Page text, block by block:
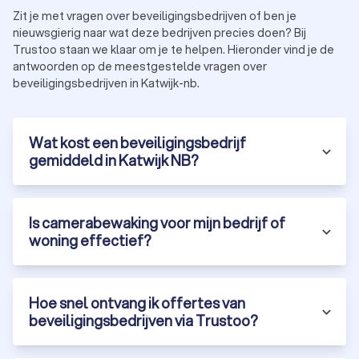
Implementatie:na akkoord op het beveiligingsplan
worden de maatregelen uitgevoerd. Dit varieert van de
inzet van beveiligers tot de installatie van technische
beveiligingssystemen.
Evaluatie en onderhoud:regelmatige controles en
omstandigheden.
Door dit proces te volgen, zorgt een beveiligingsbedrijf in
Katwijk NB ervoor dat jouw veiligheid optimaal wordt
gewaarborgd.
Waarom kiezen voor een professioneel
beveiligingsbedrijf in Katwijk NB?
Katwijk NB biedt veel voordelen:
Ervaring:beveiligingsprofessionals beschikken over de
expertise om op diverse situaties in te spelen, van
evenementen tot persoonsbeveiliging.
Zit je met vragen over beveiligingsbedrijven of ben je
nieuwsgierig naar wat deze bedrijven precies doen? Bij
Trustoo staan we klaar om je te helpen. Hieronder vind je de
antwoorden op de meestgestelde vragen over
beveiligingsbedrijven in Katwijk-nb.
Wat kost een beveiligingsbedrijf
gemiddeld in Katwijk NB?
Is camerabewaking voor mijn bedrijf of
woning effectief?
Hoe snel ontvang ik offertes van
beveiligingsbedrijven via Trustoo?